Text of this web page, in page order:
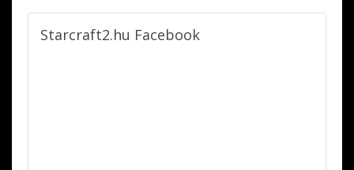
Starcraft2.hu Facebook